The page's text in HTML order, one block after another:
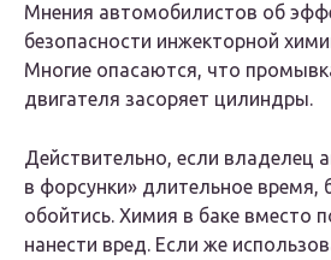
Мнения автомобилистов об
безопасности инжекторной
Многие опасаются, что
двигателя засоряет цилиндры.
Действительно, если владелец
в форсунки» длительное время,
обойтись. Химия в баке вместо
нанести вред. Если же